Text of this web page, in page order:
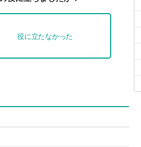
役に立たなかった